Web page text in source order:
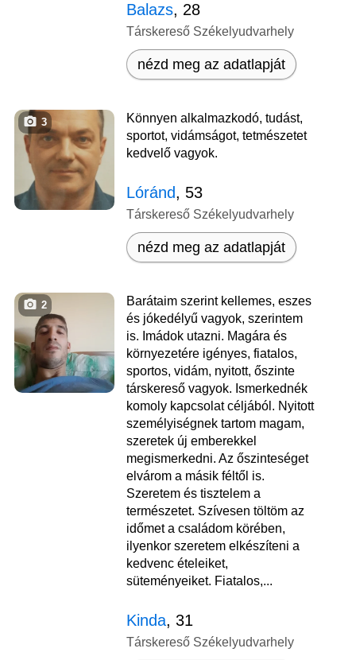
Balazs, 28
Társkereső Székelyudvarhely
nézd meg az adatlapját
3
Könnyen alkalmazkodó, tudást,
sportot, vidámságot, tetmészetet
kedvelő vagyok.
Lóránd, 53
Társkereső Székelyudvarhely
nézd meg az adatlapját
2
Barátaim szerint kellemes, eszes
és jókedélyű vagyok, szerintem
is. Imádok utazni. Magára és
környezetére igényes, fiatalos,
sportos, vidám, nyitott, őszinte
társkereső vagyok. Ismerkednék
komoly kapcsolat céljából. Nyitott
személyiségnek tartom magam,
szeretek új emberekkel
megismerkedni. Az őszinteséget
elvárom a másik féltől is.
Szeretem és tisztelem a
természetet. Szívesen töltöm az
időmet a családom körében,
ilyenkor szeretem elkészíteni a
kedvenc ételeiket,
süteményeiket. Fiatalos,...
Kinda, 31
Társkereső Székelyudvarhely